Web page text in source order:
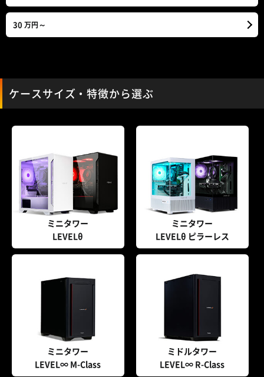
30 万円～
ケースサイズ・特徴から選ぶ
ミニタワー
LEVELθ
ミニタワー
LEVELθ ピラーレス
ミニタワー
LEVEL∞ M-Class
ミドルタワー
LEVEL∞ R-Class